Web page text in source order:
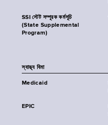
SSI স্টেট সম্পূরক কর্মসূচি
(State Supplemental
Program)
স্বাস্থ্য বিমা
Medicaid
EPIC